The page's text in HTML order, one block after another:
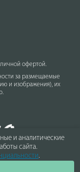
и аналитические
сайта.
.
офертой.
за размещаемые
и изображения), их